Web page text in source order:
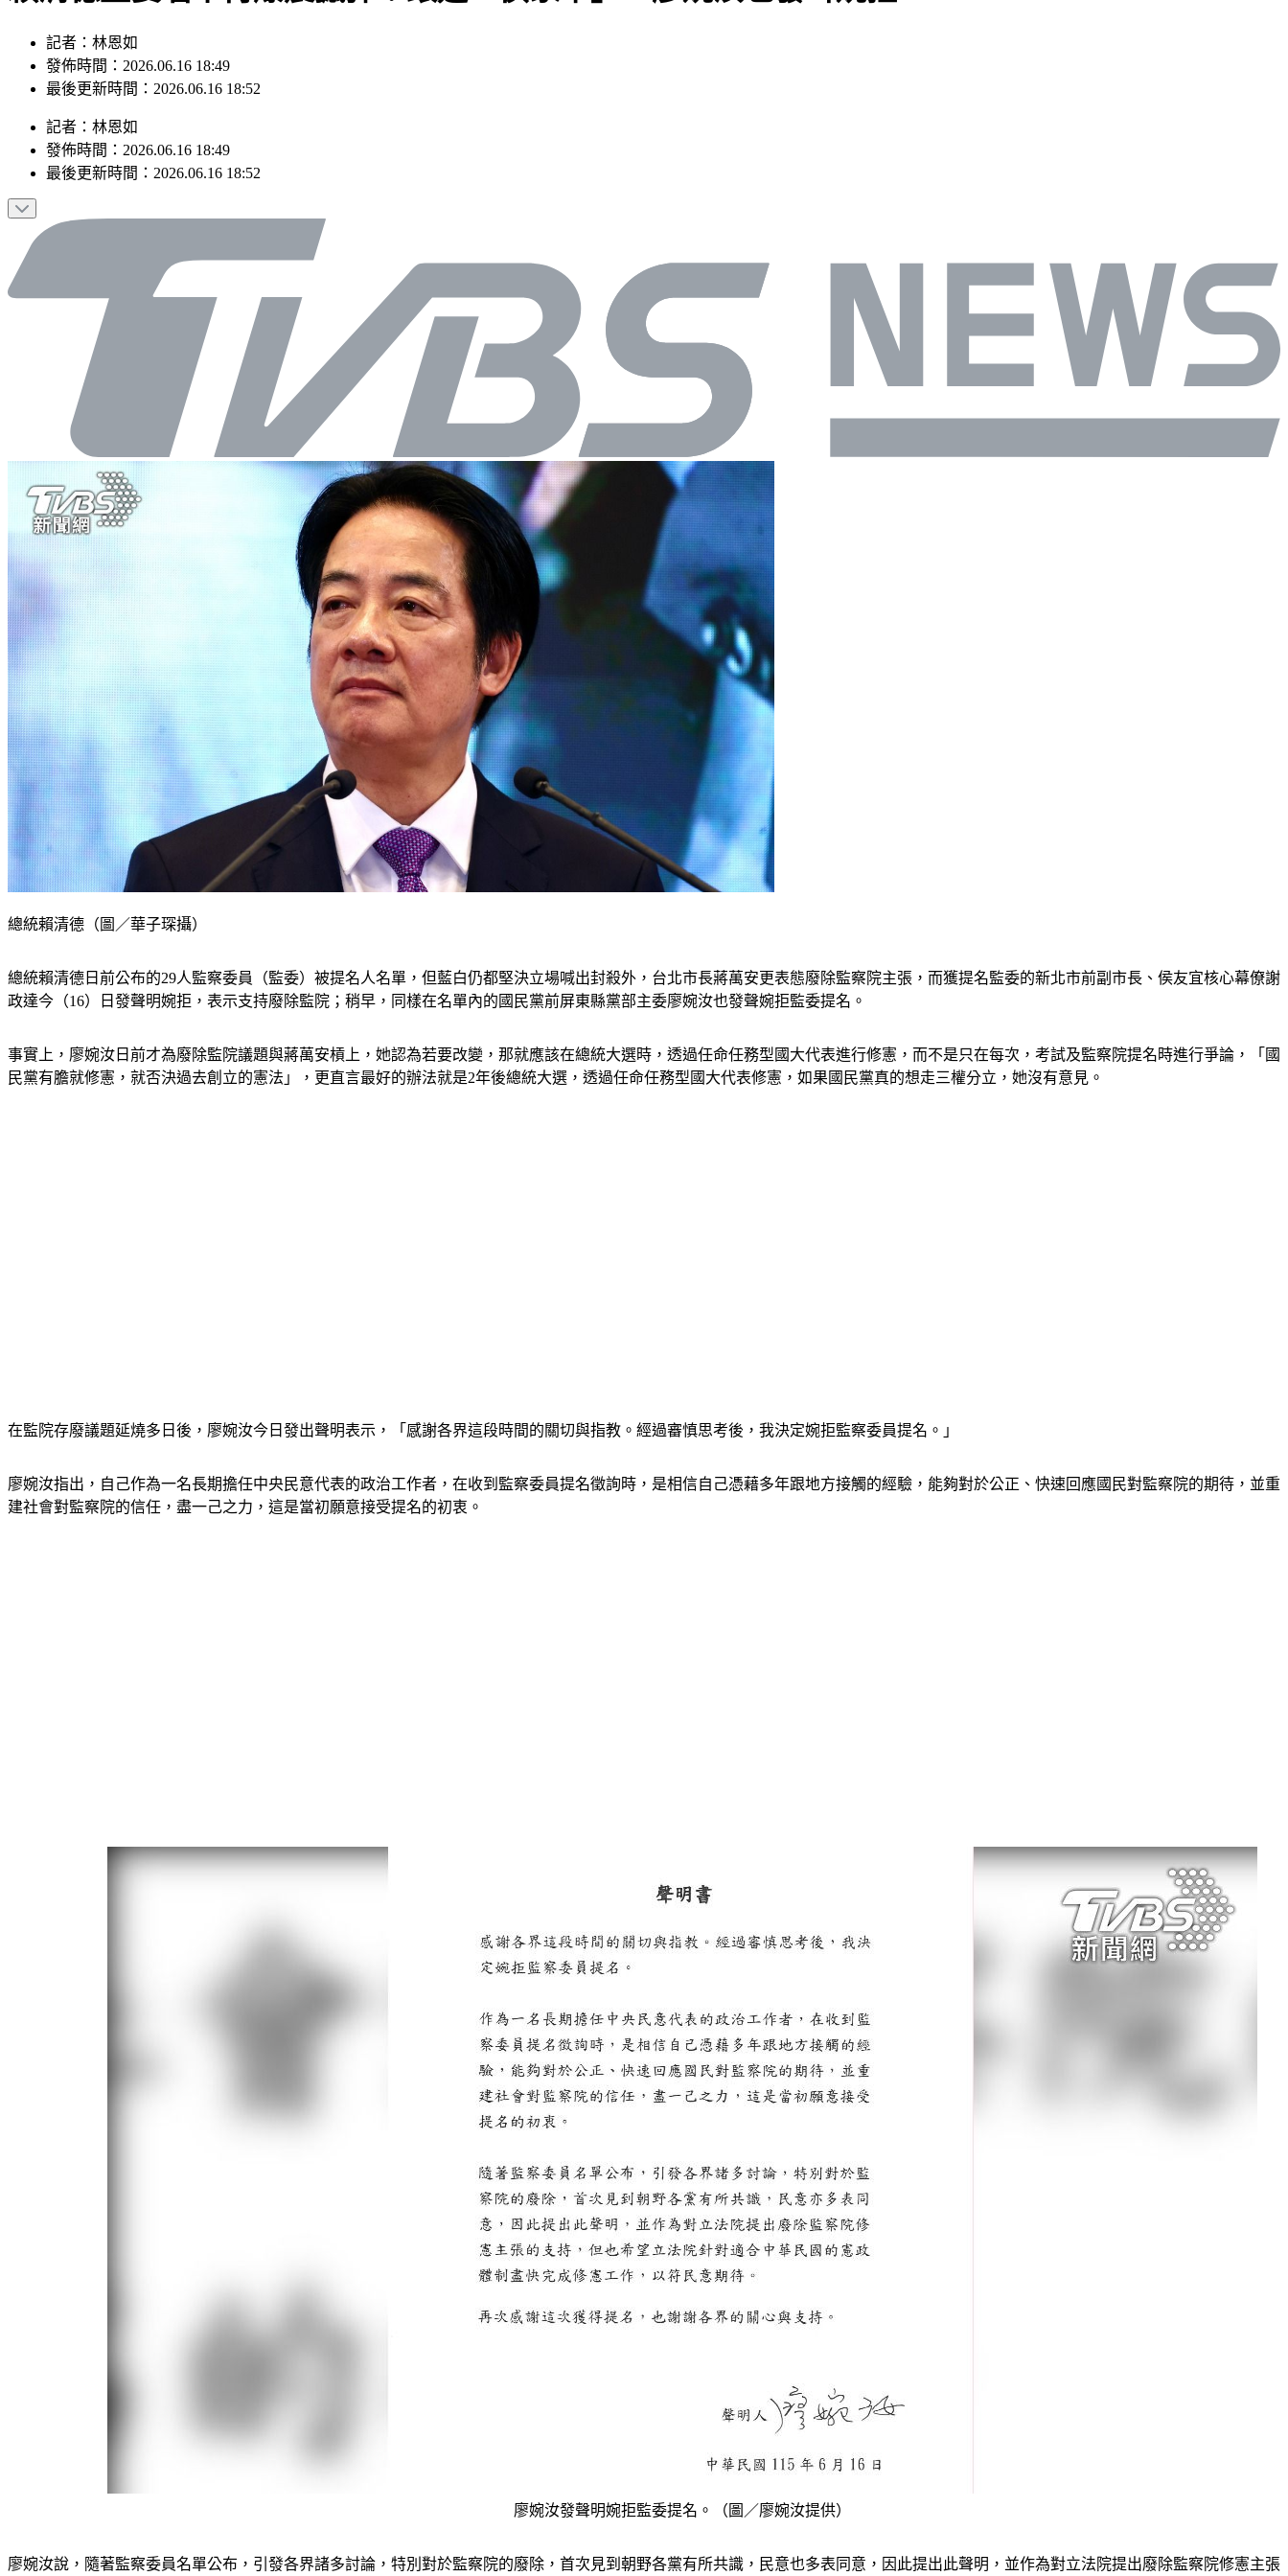
記者：林恩如
發佈時間：2026.06.16 18:49
最後更新時間：2026.06.16 18:52
記者 ： 林恩如
發佈時間： 2026.06.16 18:49
最後更新時間： 2026.06.16 18:52
總統賴清德（圖／華子琛攝）
總統賴清德日前公布的29人監察委員（監委）被提名人名單，但藍白仍都堅決立場喊出封殺外，台北市長蔣萬安更表態廢除監察院主張，而獲提名監委的新北市前副市長、侯友宜核心幕僚謝
政達今（16）日發聲明婉拒，表示支持廢除監院；稍早，同樣在名單內的國民黨前屏東縣黨部主委廖婉汝也發聲婉拒監委提名。
事實上，廖婉汝日前才為廢除監院議題與蔣萬安槓上，她認為若要改變，那就應該在總統大選時，透過任命任務型國大代表進行修憲，而不是只在每次，考試及監察院提名時進行爭論，「國
民黨有膽就修憲，就否決過去創立的憲法」，更直言最好的辦法就是2年後總統大選，透過任命任務型國大代表修憲，如果國民黨真的想走三權分立，她沒有意見。
在監院存廢議題延燒多日後，廖婉汝今日發出聲明表示，「感謝各界這段時間的關切與指教。經過審慎思考後，我決定婉拒監察委員提名。」
廖婉汝指出，自己作為一名長期擔任中央民意代表的政治工作者，在收到監察委員提名徵詢時，是相信自己憑藉多年跟地方接觸的經驗，能夠對於公正、快速回應國民對監察院的期待，並重
建社會對監察院的信任，盡一己之力，這是當初願意接受提名的初衷。
廖婉汝發聲明婉拒監委提名。（圖／廖婉汝提供）
廖婉汝說，隨著監察委員名單公布，引發各界諸多討論，特別對於監察院的廢除，首次見到朝野各黨有所共識，民意也多表同意，因此提出此聲明，並作為對立法院提出廢除監察院修憲主張